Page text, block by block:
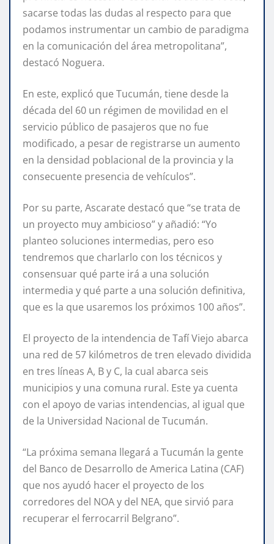
sacarse todas las dudas al respecto para que
podamos instrumentar un cambio de paradigma
en la comunicación del área metropolitana”,
destacó Noguera.
En este, explicó que Tucumán, tiene desde la
década del 60 un régimen de movilidad en el
servicio público de pasajeros que no fue
modificado, a pesar de registrarse un aumento
en la densidad poblacional de la provincia y la
consecuente presencia de vehículos”.
Por su parte, Ascarate destacó que “se trata de
un proyecto muy ambicioso” y añadió: “Yo
planteo soluciones intermedias, pero eso
tendremos que charlarlo con los técnicos y
consensuar qué parte irá a una solución
intermedia y qué parte a una solución definitiva,
que es la que usaremos los próximos 100 años”.
El proyecto de la intendencia de Tafí Viejo abarca
una red de 57 kilómetros de tren elevado dividida
en tres líneas A, B y C, la cual abarca seis
municipios y una comuna rural. Este ya cuenta
con el apoyo de varias intendencias, al igual que
de la Universidad Nacional de Tucumán.
“La próxima semana llegará a Tucumán la gente
del Banco de Desarrollo de America Latina (CAF)
que nos ayudó hacer el proyecto de los
corredores del NOA y del NEA, que sirvió para
recuperar el ferrocarril Belgrano”.